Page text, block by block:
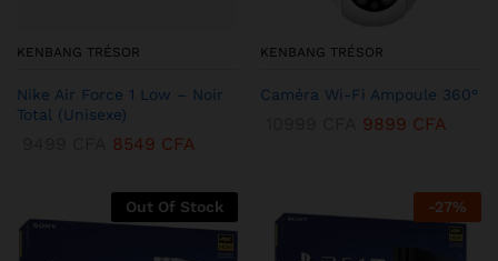
KENBANG TRÉSOR
Nike Air Force 1 Low – Noir
Total (Unisexe)
8549 CFA
KENBANG TRÉSOR
Caméra Wi-Fi Ampoule 360°
9899 CFA
Out Of Stock -27%